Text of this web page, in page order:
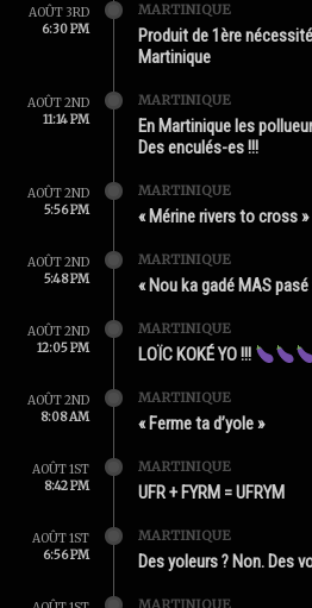
AOÛT 3RD
6:30 PM
MARTINIQUE
Produit de 1ère
Martinique
AOÛT 2ND
11:14 PM
MARTINIQUE
En Martinique les
Des enculés-es !!!
AOÛT 2ND
5:56 PM
MARTINIQUE
« Mérine rivers to cross »
AOÛT 2ND
5:48 PM
MARTINIQUE
« Nou ka gadé MAS pasé
AOÛT 2ND
12:05 PM
MARTINIQUE
LOÏC KOKÉ YO !!!
AOÛT 2ND
8:08 AM
MARTINIQUE
« Ferme ta d’yole »
AOÛT 1ST
8:42 PM
MARTINIQUE
UFR + FYRM = UFRYM
AOÛT 1ST
6:56 PM
MARTINIQUE
Des yoleurs ? Non. Des